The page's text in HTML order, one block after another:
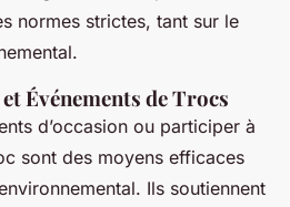
normes strictes, tant sur le
Événements de Trocs
d’occasion ou participer à
sont des moyens efficaces
Ils soutiennent